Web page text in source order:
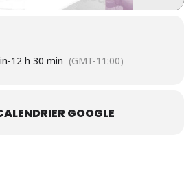
-12 h 30 min (GMT-11:00)
GOOGLE